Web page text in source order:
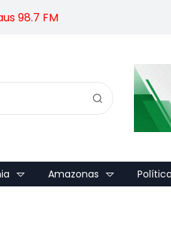
98.7 FM
Amazonas Política